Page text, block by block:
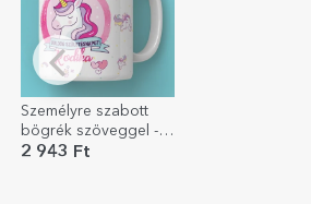
Személyre szabott
bögrék szöveggel -
Unicorns
2 943 Ft